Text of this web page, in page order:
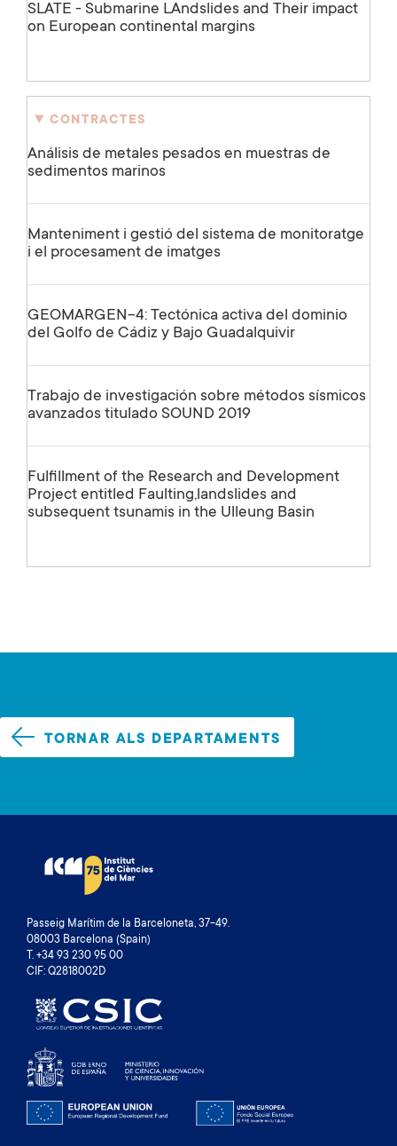
SLATE - Submarine LAndslides and Their impact
on European continental margins
CONTRACTES
Análisis de metales pesados en muestras de
sedimentos marinos
Manteniment i gestió del sistema de monitoratge
i el procesament de imatges
GEOMARGEN-4: Tectónica activa del dominio
del Golfo de Cádiz y Bajo Guadalquivir
Trabajo de investigación sobre métodos sísmicos
avanzados titulado SOUND 2019
Fulfillment of the Research and Development
Project entitled Faulting,landslides and
subsequent tsunamis in the Ulleung Basin
TORNAR ALS DEPARTAMENTS
Passeig Marítim de la Barceloneta, 37-49.
08003 Barcelona (Spain)
T. +34 93 230 95 00
CIF: Q2818002D